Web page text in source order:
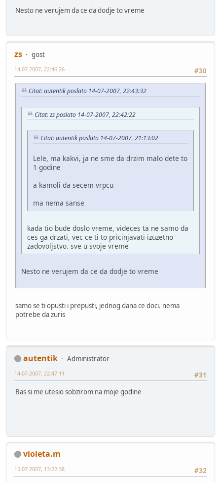
Nesto ne verujem da ce da dodje to vreme
zs
gost
#30
14-07-2007, 22:46:26
Citat: autentik poslato 14-07-2007, 22:43:32
Citat: zs poslato 14-07-2007, 22:42:22
Citat: autentik poslato 14-07-2007, 21:13:02
Lele, ma kakvi, ja ne sme da drzim malo dete to
1 godine
a kamoli da secem vrpcu
ma nema sanse
kada tio bude doslo vreme, videces ta ne samo da
ces ga drzati, vec ce ti to pricinjavati izuzetno
zadovoljstvo. sve u svoje vreme
Nesto ne verujem da ce da dodje to vreme
samo se ti opusti i prepusti, jednog dana ce doci. nema
potrebe da zuris
autentik
Administrator
#31
14-07-2007, 22:47:11
Bas si me utesio sobzirom na moje godine
violeta.m
#32
15-07-2007, 13:22:38